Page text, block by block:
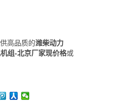
高品质的潍柴动力
组-北京厂家现价格或